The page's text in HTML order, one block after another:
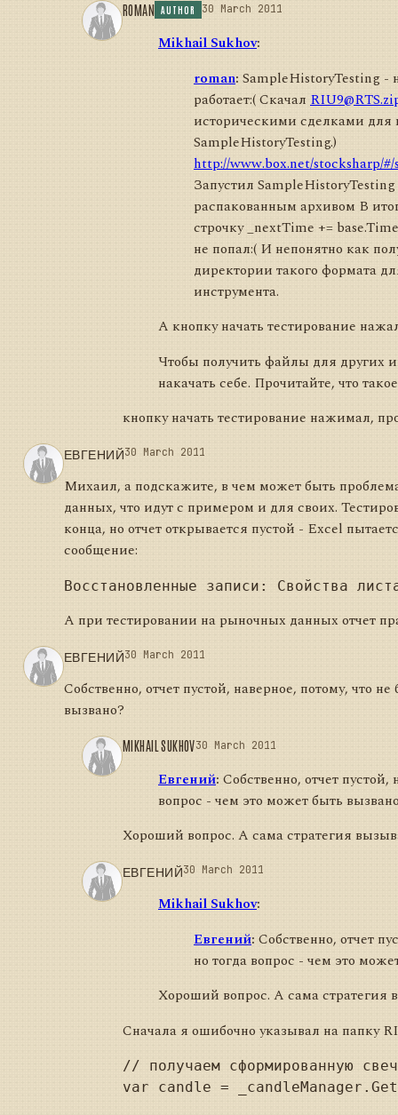
ROMAN AUTHOR 30 March 2011
Mikhail Sukhov:
roman: SampleHistoryTesting -
работает:( Скачал
историческими сделками для
SampleHistoryTesting.)
http://www.box.net/stocksharp/#/
Запустил
распакованным архивом В
строчку _nextTime +=
не попал:( И непонятно как
директории такого формата
инструмента.
А кнопку начать тестирование
Чтобы получить файлы для других
накачать себе. Прочитайте, что
кнопку начать тестирование нажимал,
ЕВГЕНИЙ30 March 2011
Михаил, а подскажите, в чем может быть
данных, что идут с примером и для своих.
конца, но отчет открывается пустой - Excel
сообщение:
А при тестировании на рыночных данных отчет
ЕВГЕНИЙ30 March 2011
Собственно, отчет пустой, наверное, потому, что
вызвано?
MIKHAIL SUKHOV30 March 2011
Евгений: Собственно, отчет
вопрос - чем это может быть
Хороший вопрос. А сама стратегия
ЕВГЕНИЙ30 March 2011
Mikhail Sukhov:
Евгений: Собственно, отчет
но тогда вопрос - чем это
Хороший вопрос. А сама стратегия
Сначала я ошибочно указывал на папку
// получаем сформированную